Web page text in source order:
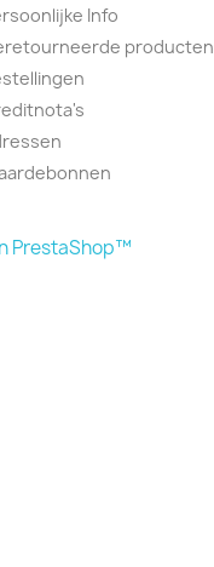
Info
producten
PrestaShop™